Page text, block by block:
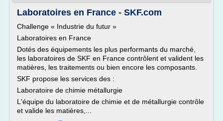
Laboratoires en France - SKF.com
Challenge « Industrie du futur »
Laboratoires en France
Dotés des équipements les plus performants du marché,
les laboratoires de SKF en France contrôlent et valident les
matières, les traitements ou bien encore les composants.
SKF propose les services des :
Laboratoire de chimie métallurgie
L'équipe du laboratoire de chimie et de métallurgie contrôle
et valide les matières,...